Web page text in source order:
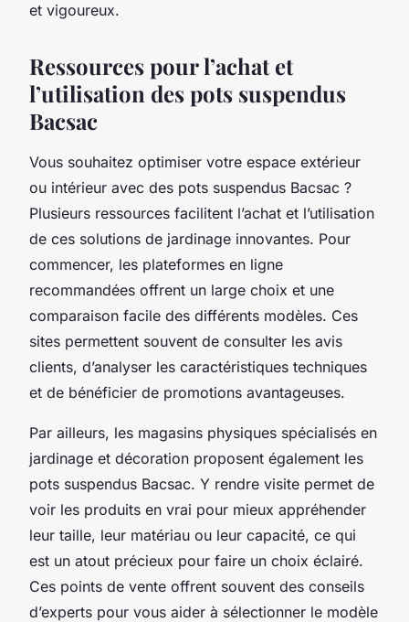
et vigoureux.
Ressources pour l’achat et
l’utilisation des pots suspendus
Bacsac
Vous souhaitez optimiser votre espace extérieur
ou intérieur avec des pots suspendus Bacsac ?
Plusieurs ressources facilitent l’achat et l’utilisation
de ces solutions de jardinage innovantes. Pour
commencer, les plateformes en ligne
recommandées offrent un large choix et une
comparaison facile des différents modèles. Ces
sites permettent souvent de consulter les avis
clients, d’analyser les caractéristiques techniques
et de bénéficier de promotions avantageuses.
Par ailleurs, les magasins physiques spécialisés en
jardinage et décoration proposent également les
pots suspendus Bacsac. Y rendre visite permet de
voir les produits en vrai pour mieux appréhender
leur taille, leur matériau ou leur capacité, ce qui
est un atout précieux pour faire un choix éclairé.
Ces points de vente offrent souvent des conseils
d’experts pour vous aider à sélectionner le modèle